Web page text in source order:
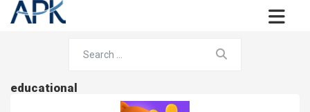
educational